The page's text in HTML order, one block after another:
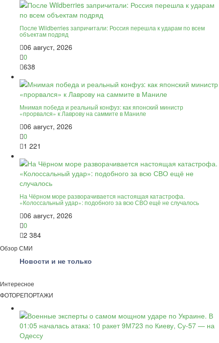
После Wildberries запричитали: Россия перешла к ударам по всем
объектам подряд
06 август, 2026
0
638
Мнимая победа и реальный конфуз: как японский министр
«прорвался» к Лаврову на саммите в Маниле
06 август, 2026
0
1 221
На Чёрном море разворачивается настоящая катастрофа.
«Колоссальный удар»: подобного за всю СВО ещё не случалось
06 август, 2026
0
2 384
Обзор СМИ
Новости и не только
Интересное
ФОТОРЕПОРТАЖИ